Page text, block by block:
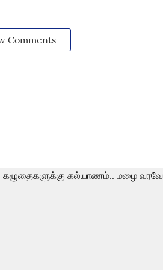
Comments